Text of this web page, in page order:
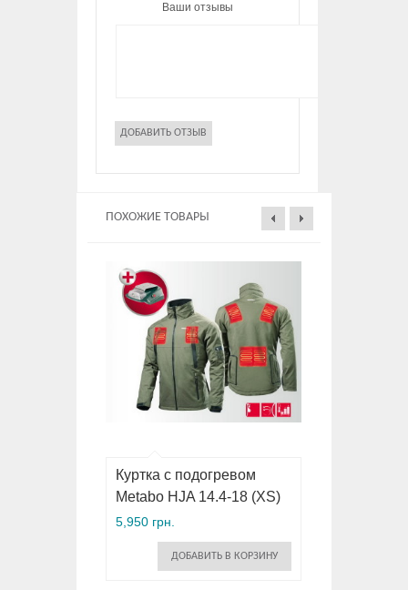
Ваши отзывы
ПОХОЖИЕ ТОВАРЫ
Куртка с подогревом
Metabo HJA 14.4-18 (XS)
5,950 грн.
ДОБАВИТЬ В КОРЗИНУ